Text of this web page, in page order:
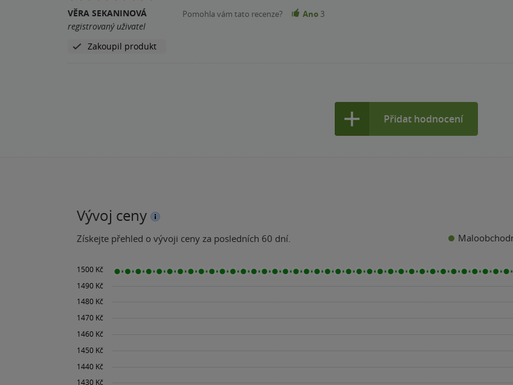
VĚRA SEKANINOVÁ
registrovaný uživatel
Zakoupil produkt
Pomohla vám tato recenze? Ano 3
Přidat hodnocení
Vývoj ceny
Získejte přehled o vývoji ceny za posledních 60 dní.